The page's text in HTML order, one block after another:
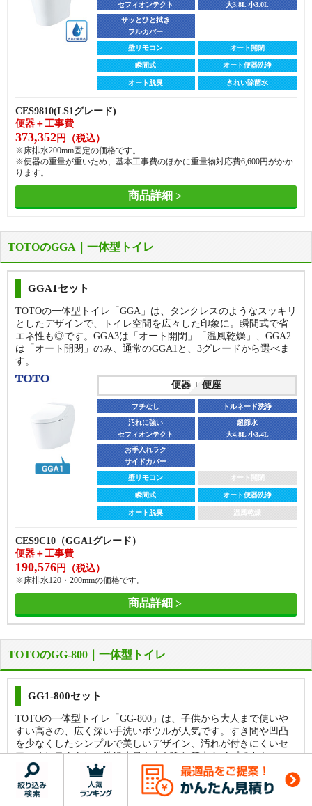
CS410B + SH410BA ＋ TCF4734A
便器＋温水洗浄便座＋工事費
※床排水200mm、手洗いなしの価格です。
商品詳細
CS225BP + SH224BA + CH961SWS
便器＋温水洗浄便座＋工事費
円（税込）
※床排水200mm、手洗いなしの価格です。
商品詳細
セフィオンテクト
大3.8L 小3.0L
サッとひと拭き
フルカバー
壁リモコン オート開閉
瞬間式 オート便器洗浄
オート脱臭 きれい除菌水
CES9810(LS1グレード)
便器＋工事費
373,352 円（税込）
※床排水200mm固定の価格です。
※便器の重量が重いため、基本工事費のほかに重量物対応費6,600円がかか
ります。
商品詳細
便器 + 便座
フチなし トルネード洗浄
セフィオンテクト
大3.8L 小3.0L
フルカバー
壁リモコン オート開閉
瞬間式 オート便器洗浄
オート脱臭
CES9710F(AS1グレード)
※床排水120・200mm固定（給水管露出）の価格です。
商品詳細
便器 + 便座
フチなし トルネード洗浄
セフィオンテクト
大3.8L 小3.0L
フルカバー
壁リモコン オート開閉
瞬間式 オート便器洗浄
オート脱臭
※床排水120・200mm固定（給水管露出）の価格です。
商品詳細
TOTOのGGA｜一体型トイレ
GGA1セット
TOTOの一体型トイレ「GGA」は、タンクレスのようなスッキリ
としたデザインで、トイレ空間を広々した印象に。瞬間式で省
エネ性も◎です。GGA3は「オート開閉」「温風乾燥」、GGA2
は「オート開閉」のみ、通常のGGA1と、3グレードから選べま
す。
便器 + 便座
フチなし トルネード洗浄
汚れに強い
セフィオンテクト
超節水
大4.8L 小3.4L
お手入れラク
サイドカバー
壁リモコン オート開閉
瞬間式 オート便器洗浄
オート脱臭 温風乾燥
CES9C10（GGA1グレード）
便器＋工事費
190,576 円（税込）
※床排水120・200mmの価格です。
商品詳細
TOTOのGG-800｜一体型トイレ
GG1-800セット
TOTOの一体型トイレ「GG-800」は、子供から大人まで使いや
すい高さの、広く深い手洗いボウルが人気です。すき間や凹凸
を少なくしたシンプルで美しいデザイン、汚れが付きにくいセ
フィオンテクトに、洗浄水量も大4.8Lと節水タイプです！
便器 + 便座